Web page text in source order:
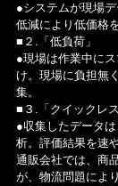
●システムが現場
低減により低価格
■２.「低負荷」
●現場は作業中に
け。現場に負担無
集。
■３.「クイックレ
●収集したデータ
析。評価結果を速
通販会社では、商
が、物流問題によ